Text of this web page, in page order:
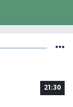
21:30